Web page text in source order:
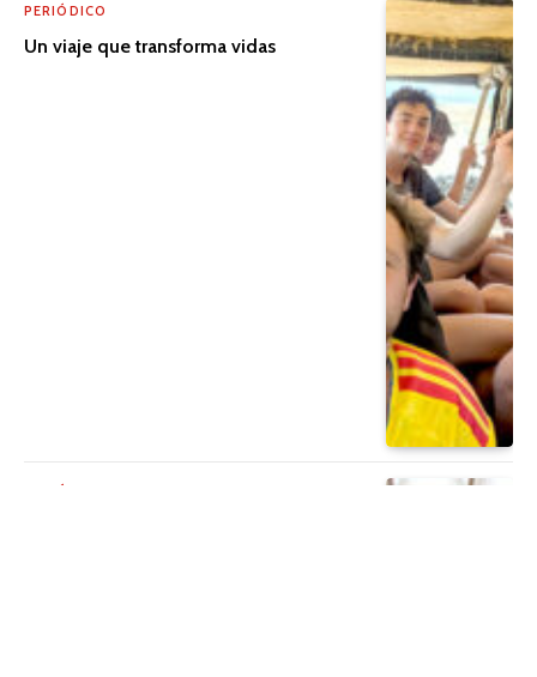
PERIÓDICO
Un viaje que transforma vidas
PERIÓDICO